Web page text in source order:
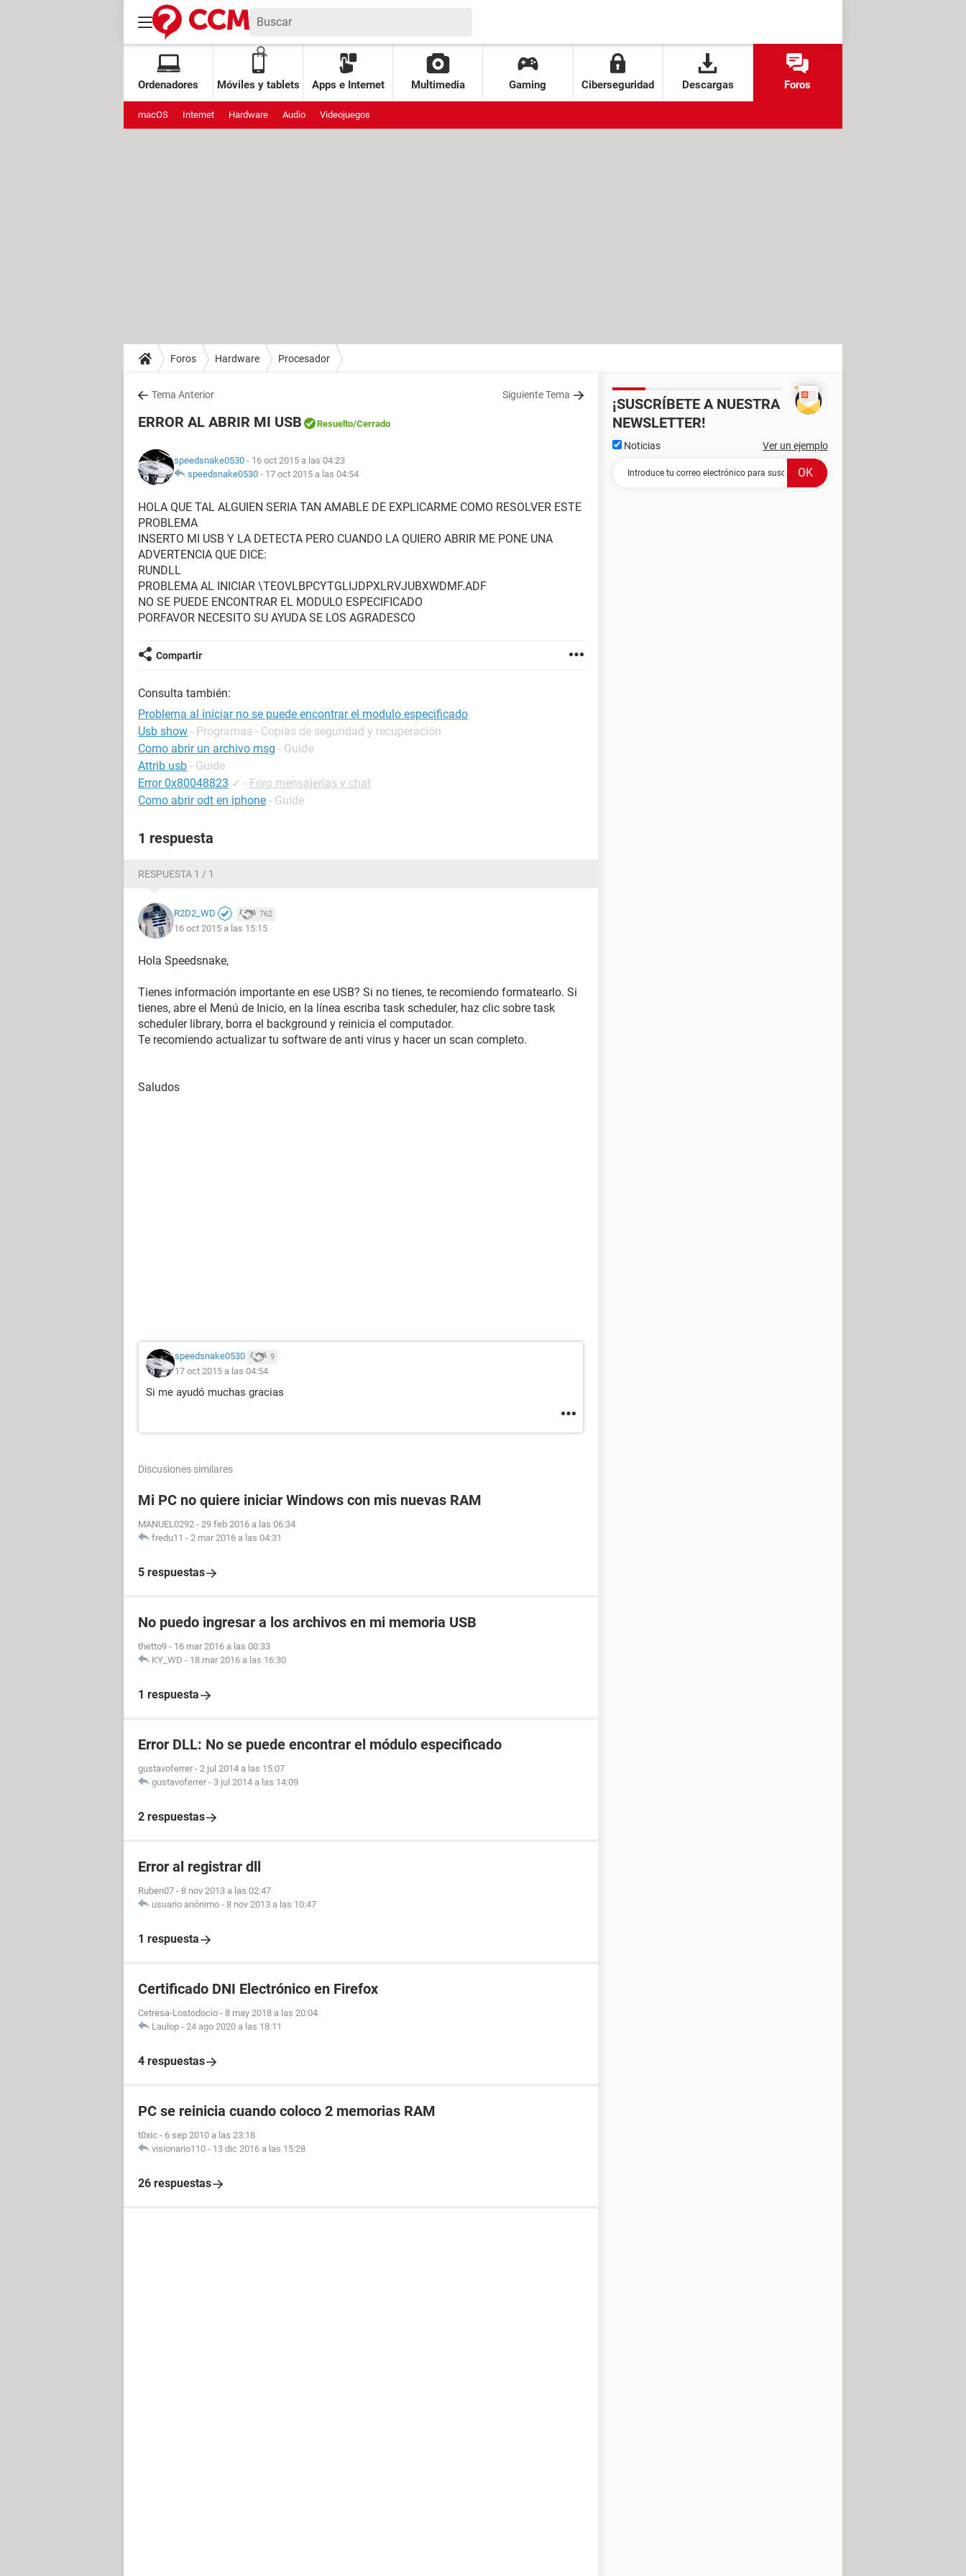
Ordenadores Móviles y tablets Apps e Internet Multimedia Gaming Ciberseguridad Descargas Foros
macOS Internet Hardware Audio Videojuegos
Foros Hardware Procesador
Tema Anterior Siguiente Tema
ERROR AL ABRIR MI USB Resuelto/Cerrado
speedsnake0530 - 16 oct 2015 a las 04:23
speedsnake0530 - 17 oct 2015 a las 04:54
HOLA QUE TAL ALGUIEN SERIA TAN AMABLE DE EXPLICARME COMO RESOLVER ESTE
PROBLEMA
INSERTO MI USB Y LA DETECTA PERO CUANDO LA QUIERO ABRIR ME PONE UNA
ADVERTENCIA QUE DICE:
RUNDLL
PROBLEMA AL INICIAR \TEOVLBPCYTGLIJDPXLRVJUBXWDMF.ADF
NO SE PUEDE ENCONTRAR EL MODULO ESPECIFICADO
PORFAVOR NECESITO SU AYUDA SE LOS AGRADESCO
Compartir
Consulta también:
Problema al iniciar no se puede encontrar el modulo especificado
Usb show - Programas - Copias de seguridad y recuperación
Como abrir un archivo msg - Guide
Attrib usb - Guide
Error 0x80048823 ✓ - Foro mensajerías y chat
Como abrir odt en iphone - Guide
1 respuesta
RESPUESTA 1 / 1
R2D2_WD 762
16 oct 2015 a las 15:15
Hola Speedsnake,
Tienes información importante en ese USB? Si no tienes, te recomiendo formatearlo. Si
tienes, abre el Menú de Inicio, en la línea escriba task scheduler, haz clic sobre task
scheduler library, borra el background y reinicia el computador.
Te recomiendo actualizar tu software de anti virus y hacer un scan completo.
Saludos
speedsnake0530 9
17 oct 2015 a las 04:54
Si me ayudó muchas gracias
Discusiones similares
Mi PC no quiere iniciar Windows con mis nuevas RAM
MANUEL0292 - 29 feb 2016 a las 06:34
fredu11 - 2 mar 2016 a las 04:31
5 respuestas
No puedo ingresar a los archivos en mi memoria USB
thetto9 - 16 mar 2016 a las 00:33
KY_WD - 18 mar 2016 a las 16:30
1 respuesta
Error DLL: No se puede encontrar el módulo especificado
gustavoferrer - 2 jul 2014 a las 15:07
gustavoferrer - 3 jul 2014 a las 14:09
2 respuestas
Error al registrar dll
Ruben07 - 8 nov 2013 a las 02:47
usuario anónimo - 8 nov 2013 a las 10:47
1 respuesta
Certificado DNI Electrónico en Firefox
Cetresa-Lostodocio - 8 may 2018 a las 20:04
Laulop - 24 ago 2020 a las 18:11
4 respuestas
PC se reinicia cuando coloco 2 memorias RAM
t0xic - 6 sep 2010 a las 23:18
visionario110 - 13 dic 2016 a las 15:28
26 respuestas
¡SUSCRÍBETE A NUESTRA
NEWSLETTER!
Noticias Ver un ejemplo